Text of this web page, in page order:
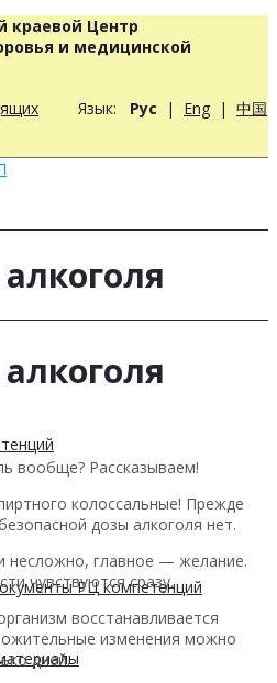
краевой Центр
и медицинской
Язык: Рус | Eng | 中国
РЦ компетенций
вообще? Рассказываем!
колоссальные! Прежде
дозы алкоголя нет.
несложно, главное — желание.
чувствуются сразу.
восстанавливается
изменения можно
дней.